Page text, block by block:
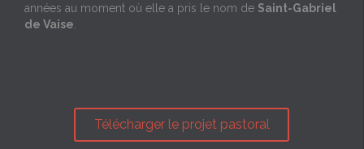
années au moment où elle a pris le nom de Saint-Gabriel
de Vaise
Télécharger le projet pastoral